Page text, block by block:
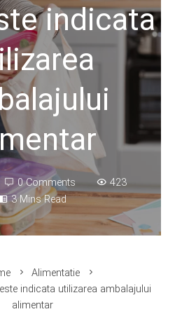
indicata
0 Comments
423
3 Mins Read
Alimentatie
indicata utilizarea ambalajului
alimentar